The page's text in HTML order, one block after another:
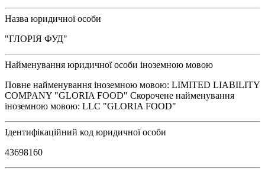
Назва юридичної особи
"ГЛОРІЯ ФУД"
Найменування юридичної особи іноземною мовою
Повне найменування іноземною мовою: LIMITED LIABILITY
COMPANY "GLORIA FOOD" Скорочене найменування
іноземною мовою: LLC "GLORIA FOOD"
Ідентифікаційний код юридичної особи
43698160